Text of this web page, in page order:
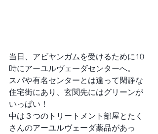
当日、アビヤンガムを受けるために10
時にアーユルヴェーダセンターへ。
スパや有名センターとは違って閑静な
住宅街にあり、玄関先にはグリーンが
いっぱい！
中は３つのトリートメント部屋とたく
さんのアーユルヴェーダ薬品があっ